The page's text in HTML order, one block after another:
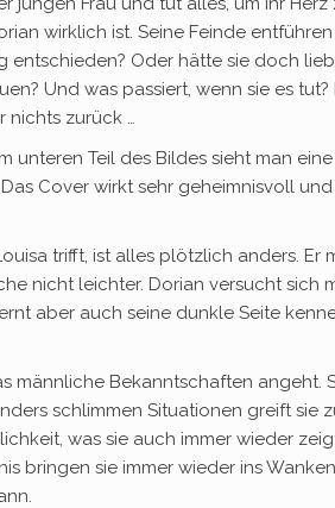
wirklich ist. Seine Feinde
entschieden? Oder hätte sie doch
Und was passiert, wenn sie es tut?
nichts zurück …
unteren Teil des Bildes sieht man
Cover wirkt sehr geheimnisvoll
trifft, ist alles plötzlich anders. Er
nicht leichter. Dorian versucht sich
aber auch seine dunkle Seite
männliche Bekanntschaften angeht.
schlimmen Situationen greift sie
was sie auch immer wieder
bringen sie immer wieder ins